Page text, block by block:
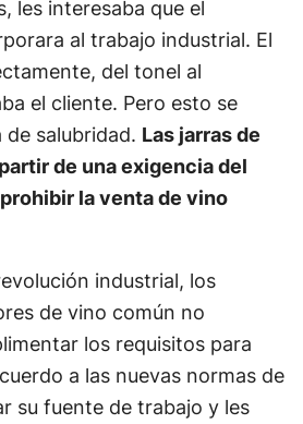
les interesaba que el
al trabajo industrial. El
del tonel al
el cliente. Pero esto se
salubridad. Las jarras de
de una exigencia del
la venta de vino
industrial, los
de vino común no
los requisitos para
a las nuevas normas de
su fuente de trabajo y les